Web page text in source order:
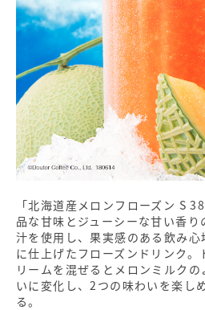
「北海道産メロンフローズン S
品な甘味とジューシーな甘い香
汁を使用し、果実感のある飲み
に仕上げたフローズンドリンク。
リームを混ぜるとメロンミルク
いに変化し、2つの味わいを楽し
る。